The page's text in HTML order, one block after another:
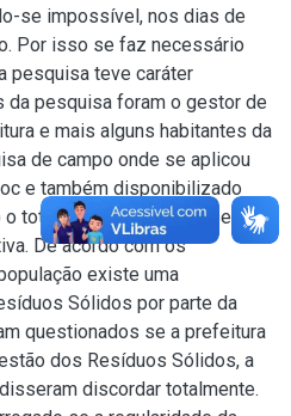
se impossível, nos dias de
Por isso se faz necessário
pesquisa teve caráter
pesquisa foram o gestor de
e mais alguns habitantes da
de campo onde se aplicou
e também disponibilizado
total de 60 respostas, sendo
De acordo com os
existe uma
Sólidos por parte da
questionados se a prefeitura
dos Resíduos Sólidos, a
discordar totalmente.